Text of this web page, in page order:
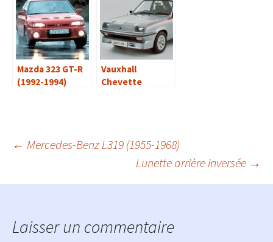
Mazda 323 GT-R
(1992-1994)
Vauxhall
Chevette
Navigation
des
articles
← Mercedes-Benz L319 (1955-1968)
Lunette arrière inversée →
Laisser un commentaire